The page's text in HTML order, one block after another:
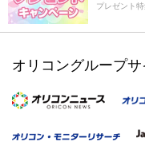
プレゼント
オリコングループサ